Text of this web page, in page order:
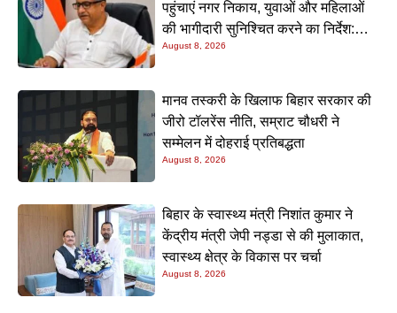
पहुंचाएं नगर निकाय, युवाओं और महिलाओं
की भागीदारी सुनिश्चित करने का निर्देश:
नीतीश मिश्रा
August 8, 2026
मानव तस्करी के खिलाफ बिहार सरकार की
जीरो टॉलरेंस नीति, सम्राट चौधरी ने
सम्मेलन में दोहराई प्रतिबद्धता
August 8, 2026
बिहार के स्वास्थ्य मंत्री निशांत कुमार ने
केंद्रीय मंत्री जेपी नड्डा से की मुलाकात,
स्वास्थ्य क्षेत्र के विकास पर चर्चा
August 8, 2026